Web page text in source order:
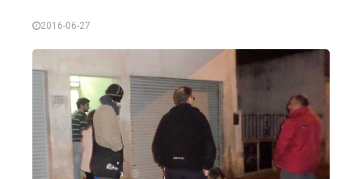
2016-06-27